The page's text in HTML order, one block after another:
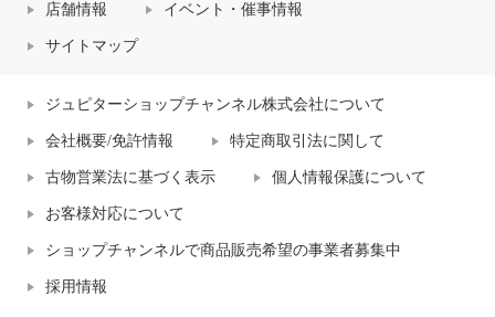
店舗情報 イベント・催事情報
サイトマップ
ジュピターショップチャンネル株式会社について
会社概要/免許情報 特定商取引法に関して
古物営業法に基づく表示 個人情報保護について
お客様対応について
ショップチャンネルで商品販売希望の事業者募集中
採用情報